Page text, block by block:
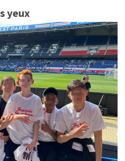
yeux